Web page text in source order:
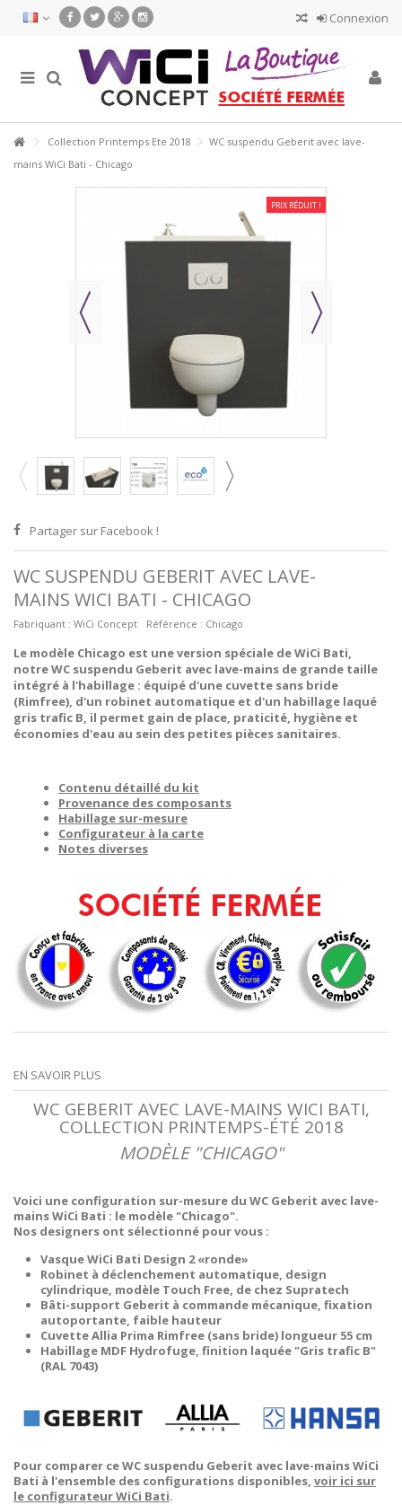
Connexion
Collection Printemps Ete 2018
WC suspendu Geberit avec lave-
mains WiCi Bati - Chicago
PRIX RÉDUIT !
Partager sur Facebook !
WC SUSPENDU GEBERIT AVEC LAVE-
MAINS WICI BATI - CHICAGO
Fabriquant : WiCi Concept Référence : Chicago
Le modèle Chicago est une version spéciale de WiCi Bati,
notre WC suspendu Geberit avec lave-mains de grande taille
intégré à l'habillage : équipé d'une cuvette sans bride
(Rimfree), d'un robinet automatique et d'un habillage laqué
gris trafic B, il permet gain de place, praticité, hygiène et
économies d'eau au sein des petites pièces sanitaires.
Contenu détaillé du kit
Provenance des composants
Habillage sur-mesure
Configurateur à la carte
Notes diverses
EN SAVOIR PLUS
WC GEBERIT AVEC LAVE-MAINS WICI BATI,
COLLECTION PRINTEMPS-ÉTÉ 2018
MODÈLE "CHICAGO"
Voici une configuration sur-mesure du WC Geberit avec lave-
mains WiCi Bati : le modèle "Chicago".
Nos designers ont sélectionné pour vous :
Vasque WiCi Bati Design 2 «ronde»
Robinet à déclenchement automatique, design
cylindrique, modèle Touch Free, de chez Supratech
Bâti-support Geberit à commande mécanique, fixation
autoportante, faible hauteur
Cuvette Allia Prima Rimfree (sans bride) longueur 55 cm
Habillage MDF Hydrofuge, finition laquée "Gris trafic B"
(RAL 7043)
Pour comparer ce WC suspendu Geberit avec lave-mains WiCi
Bati à l'ensemble des configurations disponibles, voir ici sur
le configurateur WiCi Bati.